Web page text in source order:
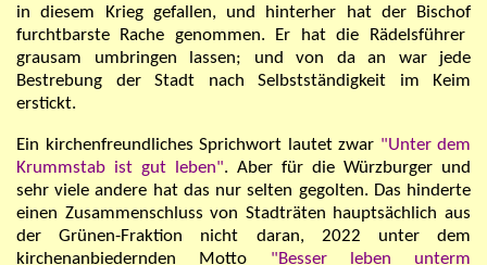
in diesem Krieg gefallen, und hinterher hat der Bischof
furchtbarste Rache genommen. Er hat die Rädelsführer
grausam umbringen lassen; und von da an war jede
Bestrebung der Stadt nach Selbstständigkeit im Keim
erstickt.
Ein kirchenfreundliches Sprichwort lautet zwar "Unter dem
Krummstab ist gut leben". Aber für die Würzburger und
sehr viele andere hat das nur selten gegolten. Das hinderte
einen Zusammenschluss von Stadträten hauptsächlich aus
der Grünen-Fraktion nicht daran, 2022 unter dem
kirchenanbiedernden Motto "Besser leben unterm